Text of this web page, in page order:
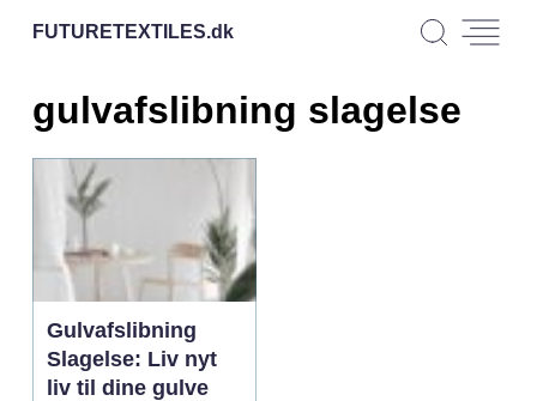
FUTURETEXTILES.dk
gulvafslibning slagelse
Gulvafslibning
Slagelse: Liv nyt
liv til dine gulve